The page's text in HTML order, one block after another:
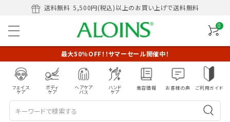
送料無料 5,500円(税込)以上のお買い上げで送料無料
0
最大50％OFF！！サマーセール開催中！
フェイス
ケア
ボディ
ケア
ヘアケア
バス
ハンド
ケア
美容情報 お客様の声 ご利用ガイド